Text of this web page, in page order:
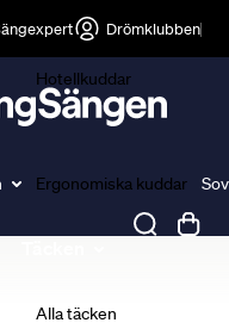
Drömklubben
Hotellkuddar
Ergonomiska kuddar
Alla täcken